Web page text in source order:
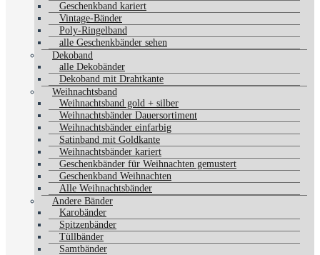
Geschenkband kariert
Vintage-Bänder
Poly-Ringelband
alle Geschenkbänder sehen
Dekoband
alle Dekobänder
Dekoband mit Drahtkante
Weihnachtsband
Weihnachtsband gold + silber
Weihnachtsbänder Dauersortiment
Weihnachtsbänder einfarbig
Satinband mit Goldkante
Weihnachtsbänder kariert
Geschenkbänder für Weihnachten gemustert
Geschenkband Weihnachten
Alle Weihnachtsbänder
Andere Bänder
Karobänder
Spitzenbänder
Tüllbänder
Samtbänder